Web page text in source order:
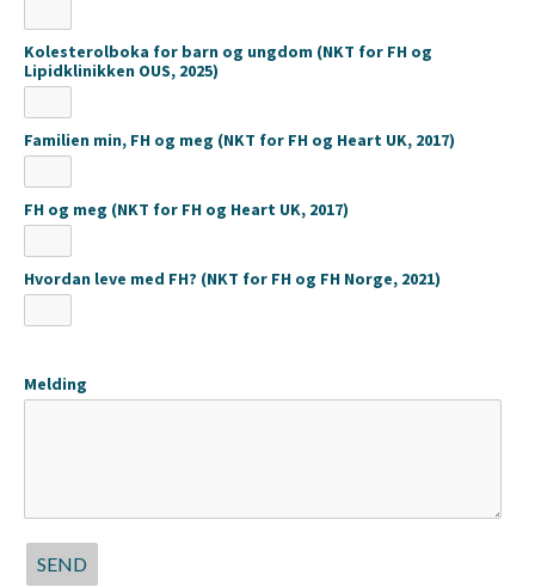
Kolesterolboka for barn og ungdom (NKT for FH og
Lipidklinikken OUS, 2025)
Familien min, FH og meg (NKT for FH og Heart UK, 2017)
FH og meg (NKT for FH og Heart UK, 2017)
Hvordan leve med FH? (NKT for FH og FH Norge, 2021)
Melding
SEND